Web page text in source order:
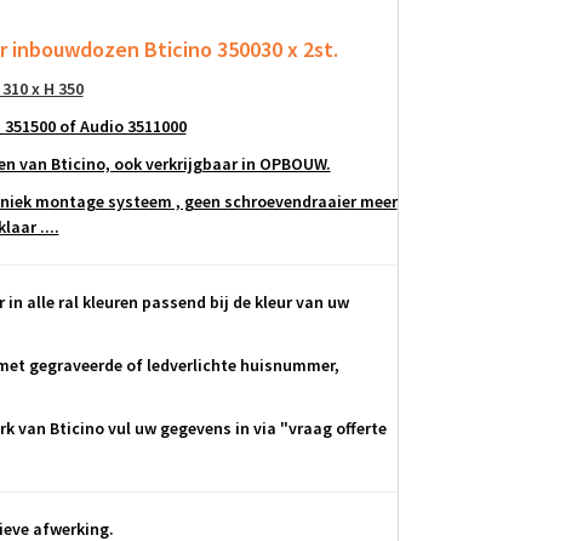
inbouwdozen Bticino 350030 x 2st.
x H 350
of Audio 3511000
van Bticino, ook verkrijgbaar in OPBOUW.
montage systeem , geen schroevendraaier meer
....
alle ral kleuren passend bij de kleur van uw
gegraveerde of ledverlichte huisnummer,
van Bticino vul uw gegevens in via "vraag offerte
afwerking.